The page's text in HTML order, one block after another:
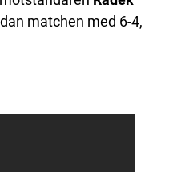
matchen med 6-4,